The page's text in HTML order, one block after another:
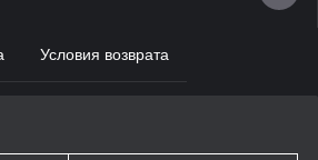
Условия возврата